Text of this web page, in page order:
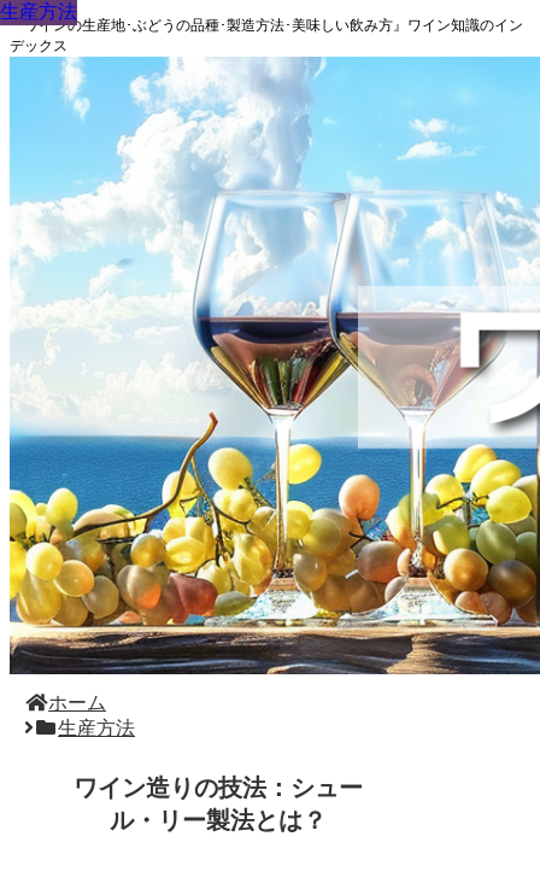
『ワインの生産地･ぶどうの品種･製造方法･美味しい飲み方』ワイン知識のイン
デックス
ホーム
生産方法
ワイン造りの技法：シュー
ル・リー製法とは？
生産方法
生産方法
生産方法
生産方法
生産方法
生産方法
生産方法
生産方法
生産方法